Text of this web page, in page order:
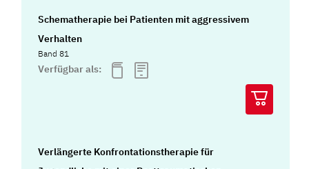
Schematherapie bei Patienten mit aggressivem
Verhalten
Band 81
Verfügbar als:
Verlängerte Konfrontationstherapie für